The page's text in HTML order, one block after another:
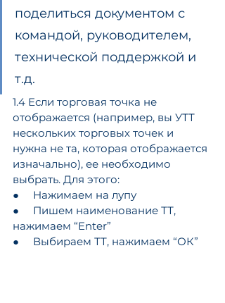
поделиться документом с
командой, руководителем,
технической поддержкой и
т.д.
1.4 Если торговая точка не
отображается (например, вы УТТ
нескольких торговых точек и
нужна не та, которая отображается
изначально), ее необходимо
выбрать. Для этого:
●     Нажимаем на лупу
●     Пишем наименование ТТ,
нажимаем “Enter”
●     Выбираем ТТ, нажимаем “ОК”